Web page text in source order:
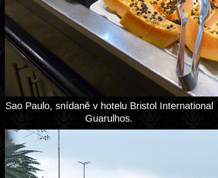
Sao Paulo, snídaně v hotelu Bristol International
Guarulhos.